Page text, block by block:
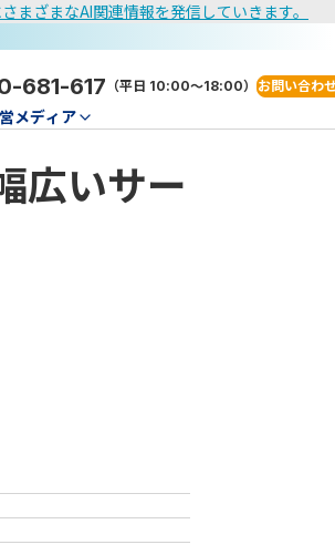
まざまなAI関連情報を発信していきます。
681-617 （平日 10:00～18:00） お問い合わ
メディア
広いサー